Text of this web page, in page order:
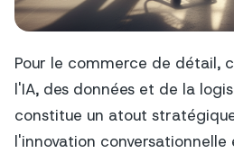
Pour le commerce de détail,
l'IA, des données et de la
constitue un atout
l'innovation conversationnelle